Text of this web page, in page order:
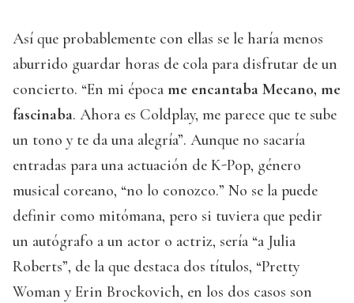
Así que probablemente con ellas se le haría menos
aburrido guardar horas de cola para disfrutar de un
concierto. “En mi época me encantaba Mecano, me
fascinaba. Ahora es Coldplay, me parece que te sube
un tono y te da una alegría”. Aunque no sacaría
entradas para una actuación de K-Pop, género
musical coreano, “no lo conozco.” No se la puede
definir como mitómana, pero si tuviera que pedir
un autógrafo a un actor o actriz, sería “a Julia
Roberts”, de la que destaca dos títulos, “Pretty
Woman y Erin Brockovich, en los dos casos son